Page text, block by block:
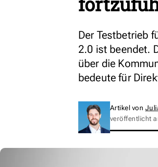
Der Testbetrieb
2.0 ist beendet.
über die
bedeute für
Artikel von
veröffentlicht